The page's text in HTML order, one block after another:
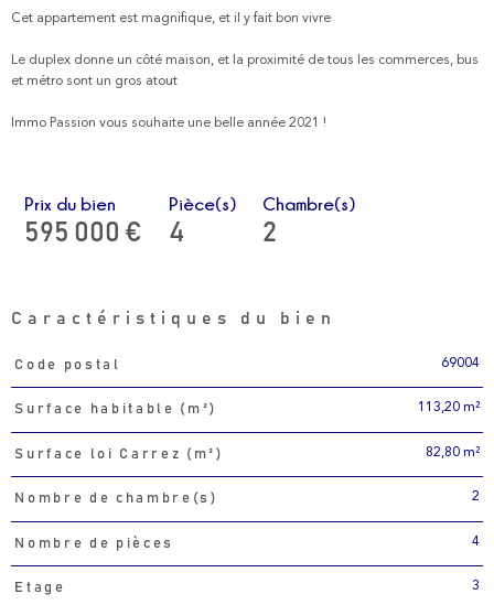
Cet appartement est magnifique, et il y fait bon vivre
Le duplex donne un côté maison, et la proximité de tous les commerces, bus
et métro sont un gros atout
Immo Passion vous souhaite une belle année 2021 !
Prix du bien
595 000 €
Pièce(s)
4
Chambre(s)
2
Caractéristiques du bien
Caractéristiques
Code postal 69004
Surface habitable (m²) 113,20 m²
Surface loi Carrez (m²) 82,80 m²
Nombre de chambre(s) 2
Nombre de pièces 4
Etage 3